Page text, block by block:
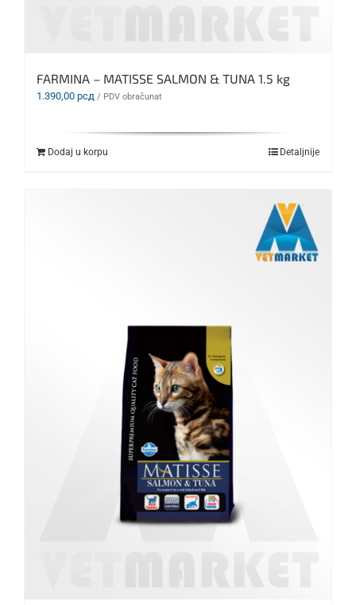
FARMINA – MATISSE SALMON & TUNA 1.5 kg
1.390,00 рсд / PDV obračunat
Dodaj u korpu Detaljnije